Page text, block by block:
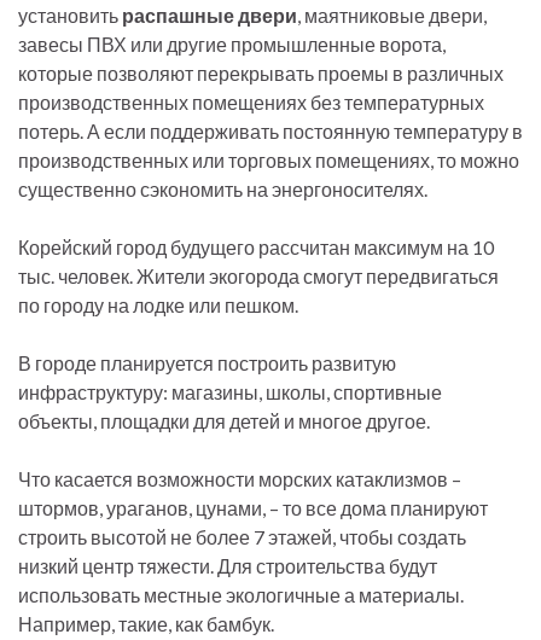
установить распашные двери, маятниковые двери,
завесы ПВХ или другие промышленные ворота,
которые позволяют перекрывать проемы в различных
производственных помещениях без температурных
потерь. А если поддерживать постоянную температуру в
производственных или торговых помещениях, то можно
существенно сэкономить на энергоносителях.
Корейский город будущего рассчитан максимум на 10
тыс. человек. Жители экогорода смогут передвигаться
по городу на лодке или пешком.
В городе планируется построить развитую
инфраструктуру: магазины, школы, спортивные
объекты, площадки для детей и многое другое.
Что касается возможности морских катаклизмов –
штормов, ураганов, цунами, – то все дома планируют
строить высотой не более 7 этажей, чтобы создать
низкий центр тяжести. Для строительства будут
использовать местные экологичные а материалы.
Например, такие, как бамбук.